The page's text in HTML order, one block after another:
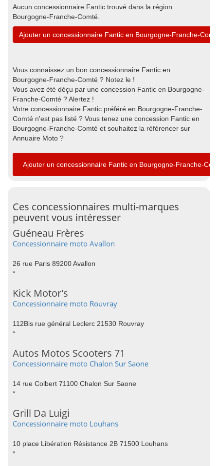
Aucun concessionnaire Fantic trouvé dans la région
Bourgogne-Franche-Comté.
Ajouter un concessionnaire Fantic en Bourgogne-Franche-
Vous connaissez un bon concessionnaire Fantic en
Bourgogne-Franche-Comté ? Notez le !
Vous avez été déçu par une concession Fantic en Bourgogne-
Franche-Comté ? Alertez !
Votre concessionnaire Fantic préféré en Bourgogne-Franche-
Comté n'est pas listé ? Vous tenez une concession Fantic en
Bourgogne-Franche-Comté et souhaitez la référencer sur
Annuaire Moto ?
Ajouter un concessionnaire Fantic en Bourgogne-Franche-
Ces concessionnaires multi-marques
peuvent vous intéresser
Guéneau Frères
Concessionnaire moto Avallon
26 rue Paris 89200 Avallon
*
Kick Motor's
Concessionnaire moto Rouvray
112Bis rue général Leclerc 21530 Rouvray
*
Autos Motos Scooters 71
Concessionnaire moto Chalon Sur Saone
14 rue Colbert 71100 Chalon Sur Saone
*
Grill Da Luigi
Concessionnaire moto Louhans
10 place Libération Résistance 2B 71500 Louhans
*